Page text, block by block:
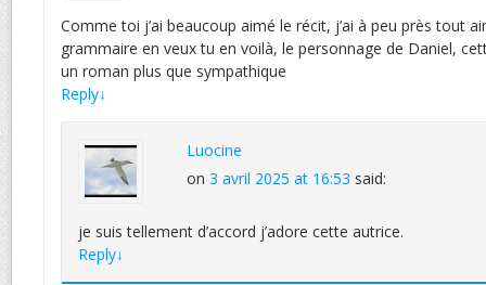
Comme toi j’ai beaucoup aimé le récit, j’ai à peu près tout
grammaire en veux tu en voilà, le personnage de Daniel,
un roman plus que sympathique
Reply↓
Luocine
on 3 avril 2025 at 16:53 said:
je suis tellement d’accord j’adore cette autrice.
Reply↓